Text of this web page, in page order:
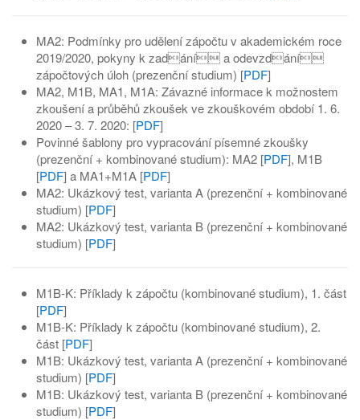
MA2: Podmínky pro udělení zápočtu v akademickém roce
2019/2020, pokyny k zadání a odevzdání
zápočtových úloh (prezenční studium) [PDF]
MA2, M1B, MA1, M1A: Závazné informace k možnostem
zkoušení a průběhů zkoušek ve zkouškovém období 1. 6.
2020 – 3. 7. 2020: [PDF]
Povinné šablony pro vypracování písemné zkoušky
(prezenční + kombinované studium): MA2 [PDF], M1B
[PDF] a MA1+M1A [PDF]
MA2: Ukázkový test, varianta A (prezenční + kombinované
studium) [PDF]
MA2: Ukázkový test, varianta B (prezenční + kombinované
studium) [PDF]
M1B-K: Příklady k zápočtu (kombinované studium), 1. část
[PDF]
M1B-K: Příklady k zápočtu (kombinované studium), 2.
část [PDF]
M1B: Ukázkový test, varianta A (prezenční + kombinované
studium) [PDF]
M1B: Ukázkový test, varianta B (prezenční + kombinované
studium) [PDF]